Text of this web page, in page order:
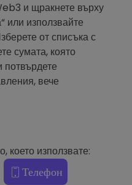
и щракнете върху
или използвайте
от списъка с
сумата, която
потвърдете
вече
което използвате:
Телефон